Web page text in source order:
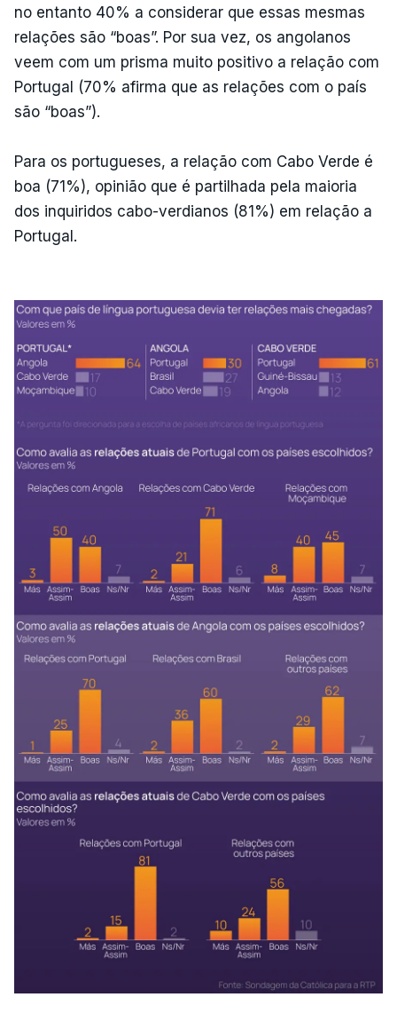
no entanto 40% a considerar que essas mesmas
relações são “boas”. Por sua vez, os angolanos
veem com um prisma muito positivo a relação com
Portugal (70% afirma que as relações com o país
são “boas”).
Para os portugueses, a relação com Cabo Verde é
boa (71%), opinião que é partilhada pela maioria
dos inquiridos cabo-verdianos (81%) em relação a
Portugal.